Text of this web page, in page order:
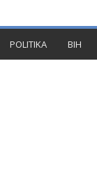
POLITIKA BIH